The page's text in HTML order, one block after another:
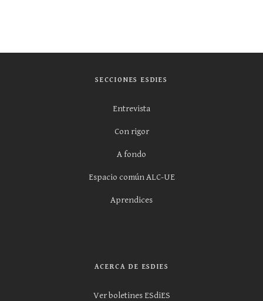
SECCIONES ESDIES
Entrevista
Con rigor
A fondo
Espacio común ALC-UE
Aprendices
ACERCA DE ESDIES
Ver boletines ESdiES